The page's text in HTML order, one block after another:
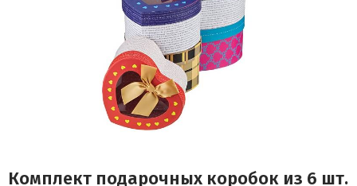
Комплект подарочных коробок из 6 шт.